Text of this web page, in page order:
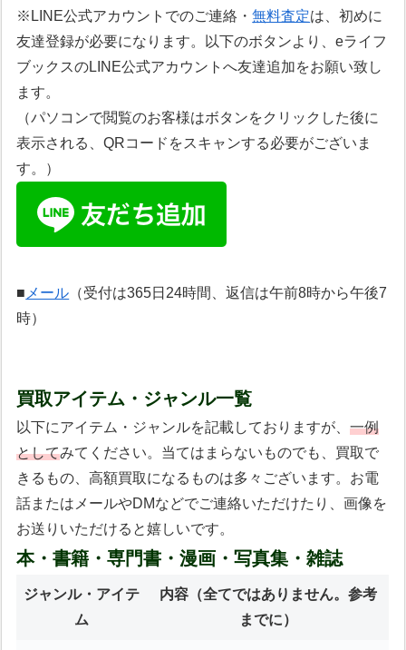
※LINE公式アカウントでのご連絡・無料査定は、初めに
友達登録が必要になります。以下のボタンより、eライフ
ブックスのLINE公式アカウントへ友達追加をお願い致し
ます。
（パソコンで閲覧のお客様はボタンをクリックした後に
表示される、QRコードをスキャンする必要がございま
す。）
■ メール （受付は365日24時間、返信は午前8時から午後7
時）
買取アイテム・ジャンル一覧
以下にアイテム・ジャンルを記載しておりますが、一例
としてみてください。当てはまらないものでも、買取で
きるもの、高額買取になるものは多々ございます。お電
話またはメールやDMなどでご連絡いただけたり、画像を
お送りいただけると嬉しいです。
本・書籍・専門書・漫画・写真集・雑誌
ジャンル・アイテ
ム
内容（全てではありません。参考
までに）